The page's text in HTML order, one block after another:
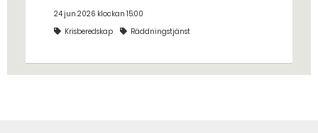
stället. Det gjorde räddningstjänsten i
Eskilstuna – tio kubikmeter närmare
24 jun 2026 klockan 15:00
Krisberedskap
Räddningstjänst